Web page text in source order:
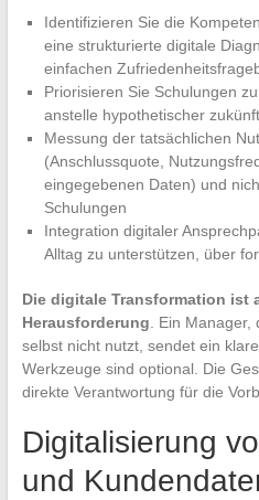
Identifizieren Sie die
eine strukturierte digitale
einfachen
Priorisieren Sie Schulungen
anstelle hypothetischer
Messung der tatsächlichen
(Anschlussquote,
eingegebenen Daten) und
Schulungen
Integration digitaler
Alltag zu unterstützen, über
Die digitale Transformation ist
Herausforderung . Ein
selbst nicht nutzt, sendet ein
Werkzeuge sind optional. Die
direkte Verantwortung für die
Digitalisierung
und